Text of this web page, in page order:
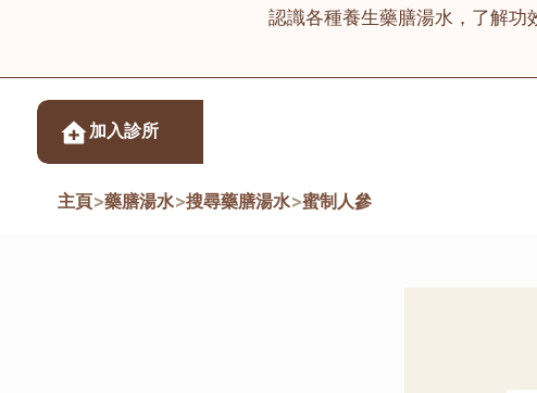
認識各種養生藥膳湯水，了解功
加入診所
主頁>藥膳湯水>搜尋藥膳湯水>蜜制人參